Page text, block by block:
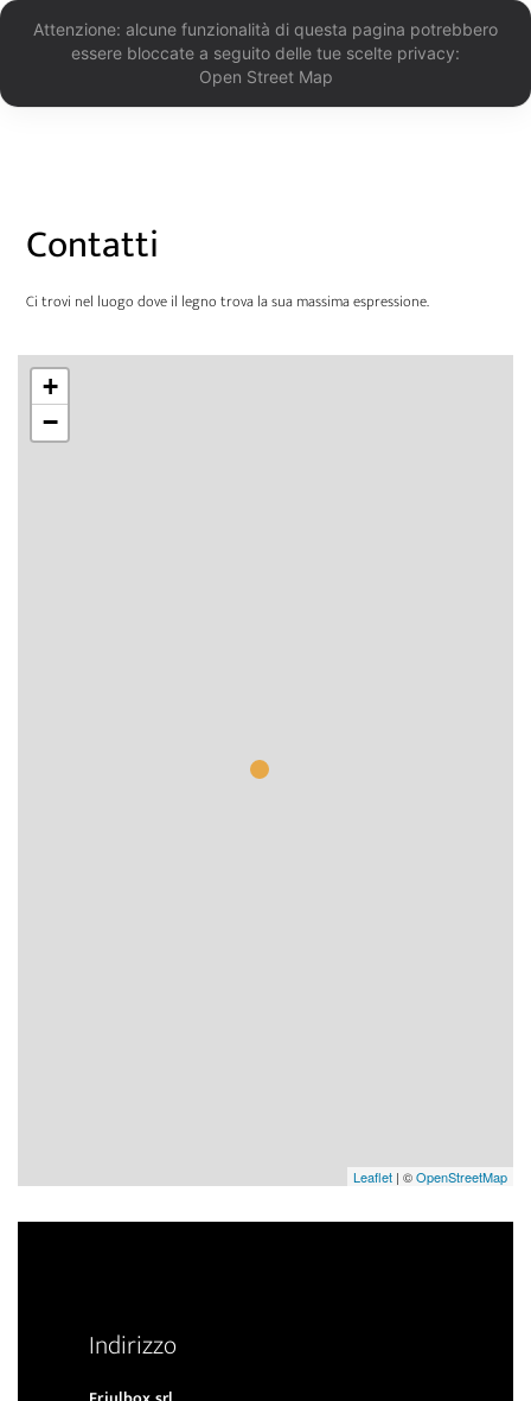
Contatti
Ci trovi nel luogo dove il legno trova la sua massima espressione.
+
−
Leaflet | ©OpenStreetMap
Indirizzo
Attenzione: alcune funzionalità di questa pagina potrebbero
essere bloccate a seguito delle tue scelte privacy:
Open Street Map